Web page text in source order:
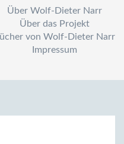
Über Wolf-Dieter Narr
Über das Projekt
von Wolf-Dieter Narr
Impressum